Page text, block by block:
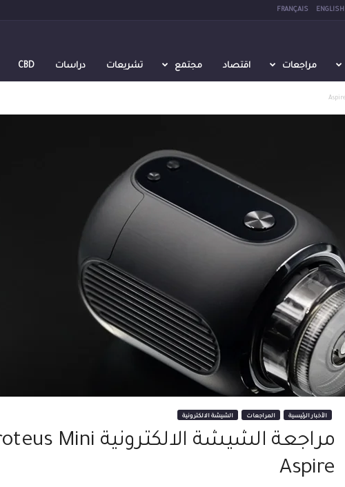
ENGLISH
FRANÇAIS
CBD دراسات تشريعات مجتمع اقتصاد مراجعات
الأخبار الرئيسية المراجعات الشيشة الالكترونية
Aspire